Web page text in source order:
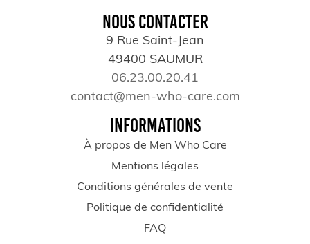
NOUS CONTACTER
9 Rue Saint-Jean
49400 SAUMUR
06.23.00.20.41
contact@men-who-care.com
INFORMATIONS
À propos de Men Who Care
Mentions légales
Conditions générales de vente
Politique de confidentialité
FAQ